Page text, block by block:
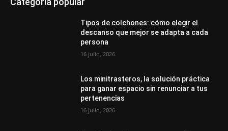
Tipos de colchones: cómo elegir el
descanso que mejor se adapta a cada
persona
16 julio, 2026
Los minitrasteros, la solución práctica
para ganar espacio sin renunciar a tus
pertenencias
16 julio, 2026